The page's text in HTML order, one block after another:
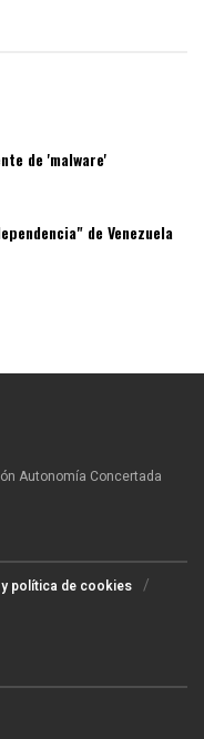
de 'malware'
de Venezuela
Autonomía Concertada
política de cookies